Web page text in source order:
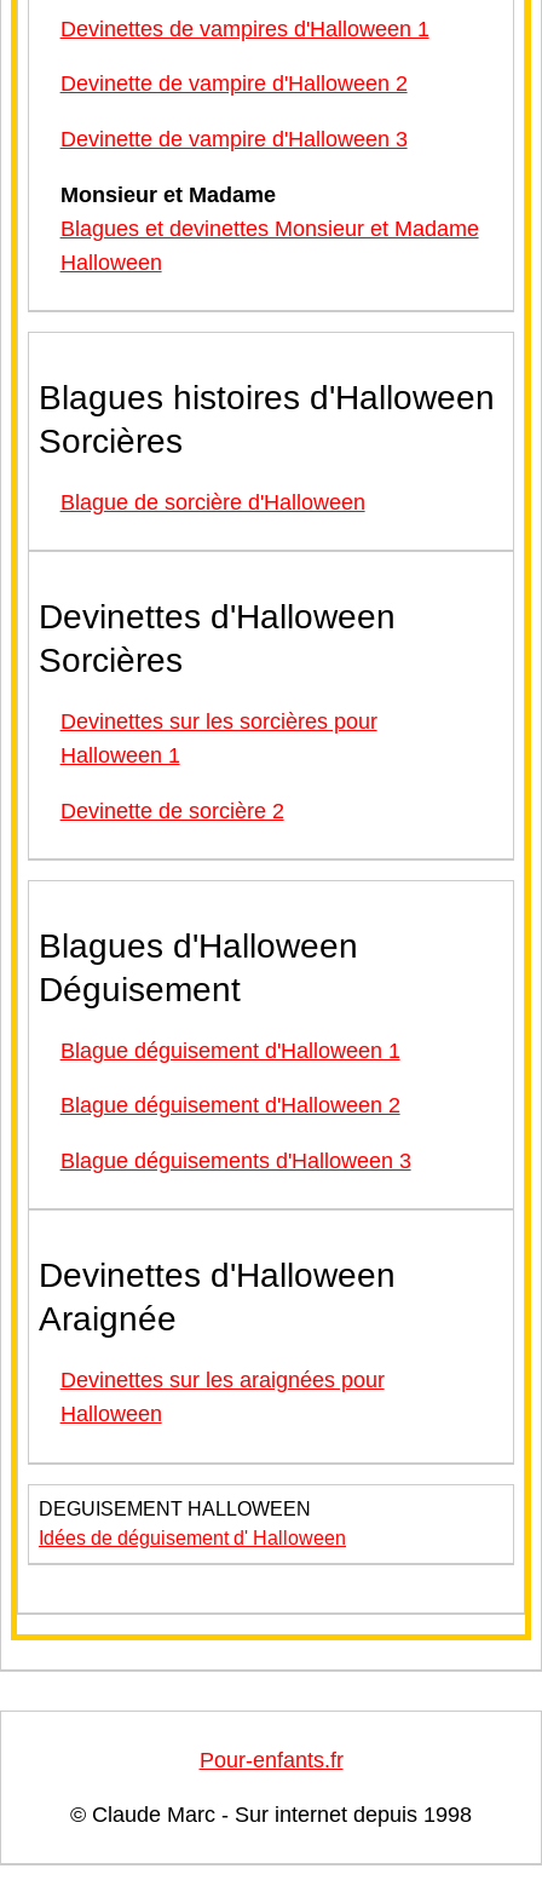
Devinettes de vampires d'Halloween 1
Devinette de vampire d'Halloween 2
Devinette de vampire d'Halloween 3
Monsieur et Madame
Blagues et devinettes Monsieur et Madame
Halloween
Blagues histoires d'Halloween
Sorcières
Blague de sorcière d'Halloween
Devinettes d'Halloween
Sorcières
Devinettes sur les sorcières pour
Halloween 1
Devinette de sorcière 2
Blagues d'Halloween
Déguisement
Blague déguisement d'Halloween 1
Blague déguisement d'Halloween 2
Blague déguisements d'Halloween 3
Devinettes d'Halloween
Araignée
Devinettes sur les araignées pour
Halloween
DEGUISEMENT HALLOWEEN
Idées de déguisement d' Halloween
Pour-enfants.fr
© Claude Marc - Sur internet depuis 1998